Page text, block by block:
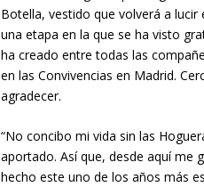
Botella, vestido que volverá a lucir
una etapa en la que se ha visto
ha creado entre todas las
en las Convivencias en Madrid.
agradecer.
“No concibo mi vida sin las
aportado. Así que, desde aquí me
hecho este uno de los años más